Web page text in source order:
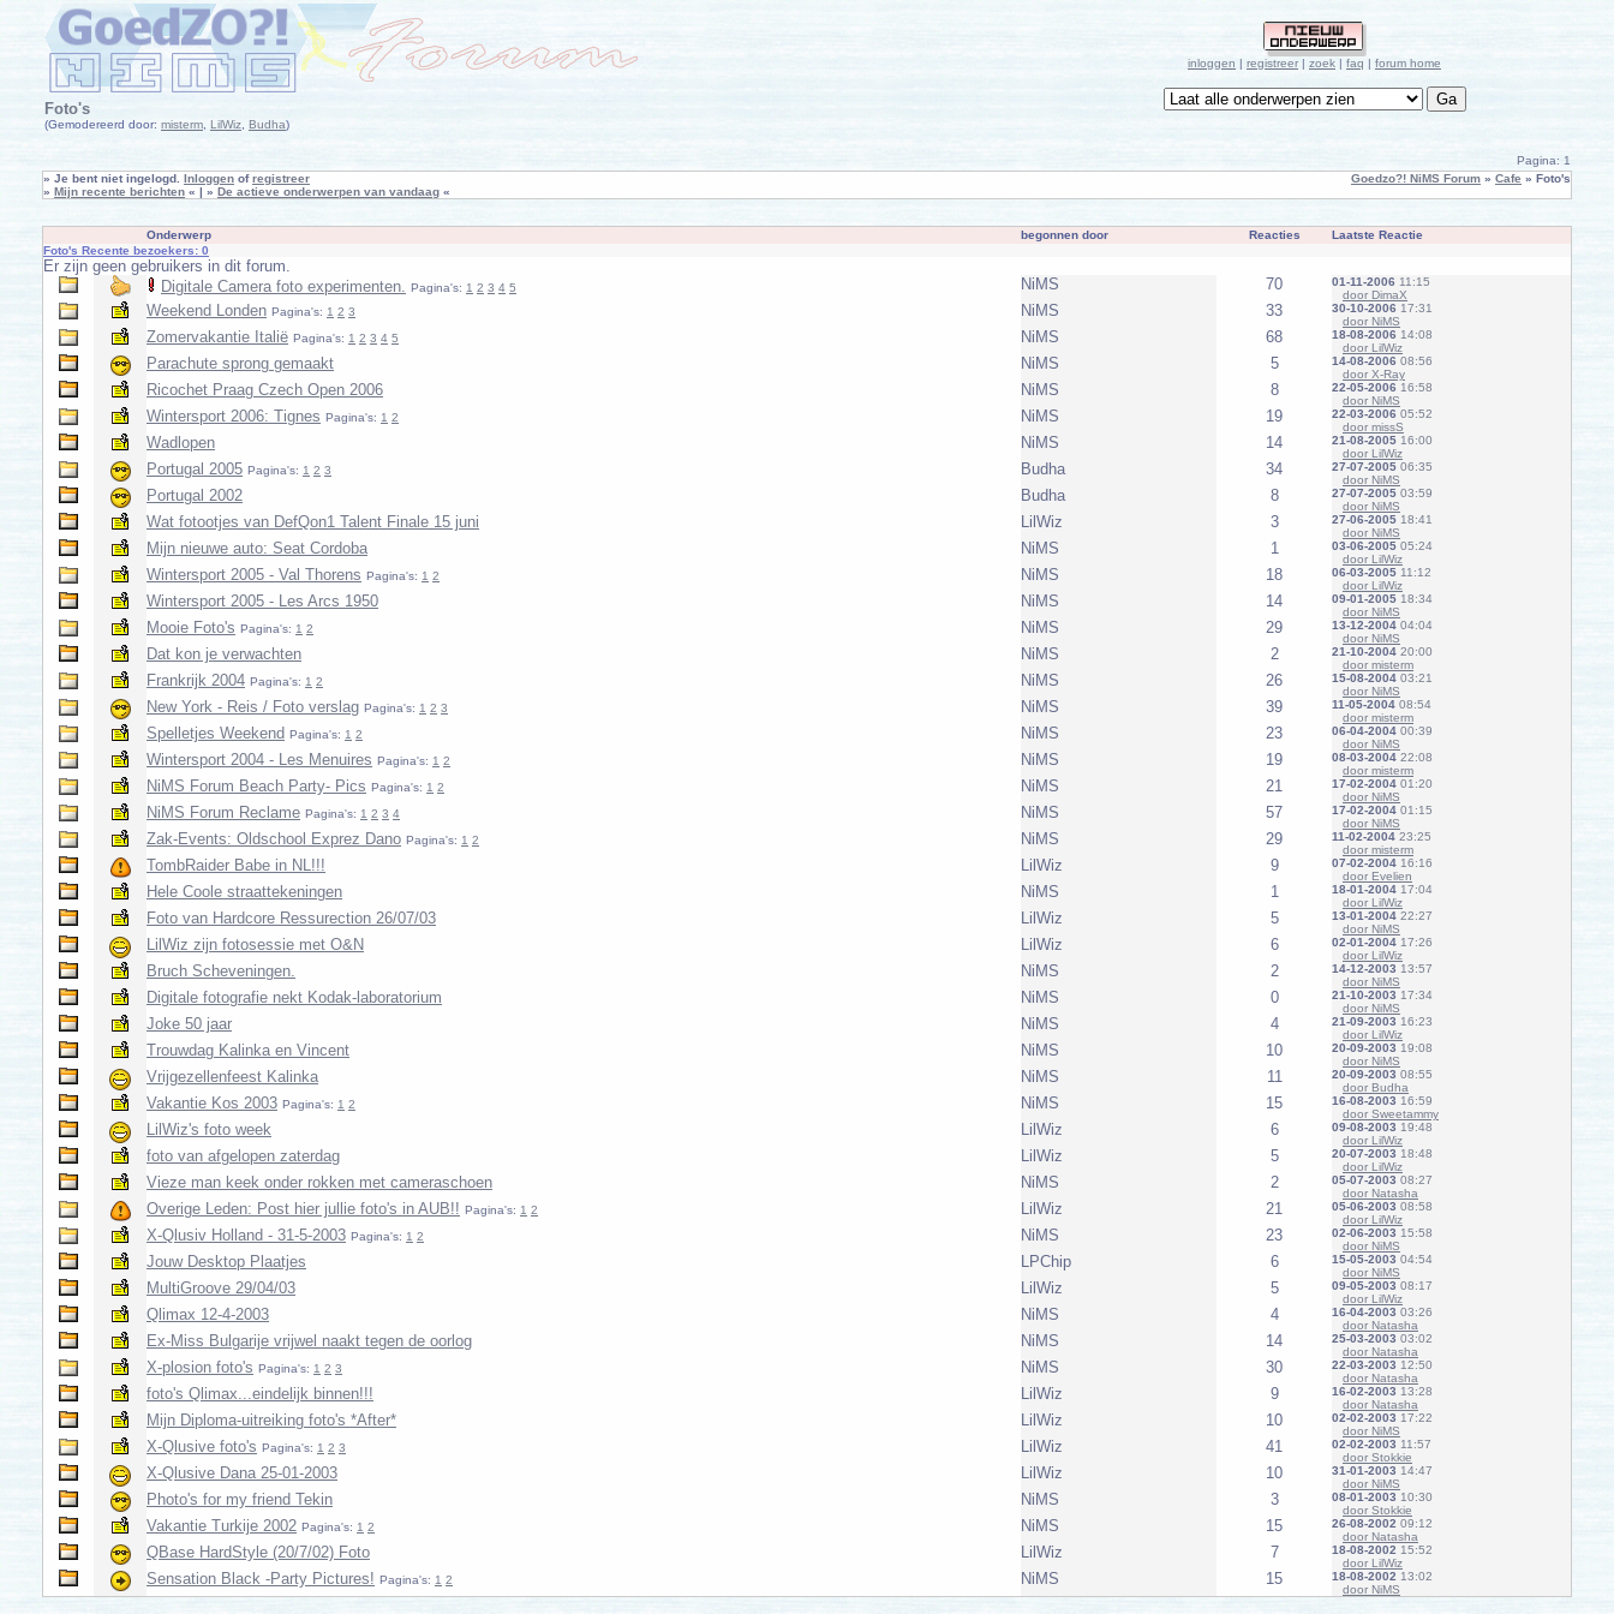
Foto's
(Gemodereerd door: misterm LilWiz Budha)
inloggen | registreer | zoek | faq | forum home
Pagina: 1
» Je bent niet ingelogd. Inloggen ofregistreer
» Mijn recente berichten « | » De actieve onderwerpen van vandaag «
Goedzo?! NiMS Forum » Cafe » Foto's
Onderwerp begonnen door Reacties
Laatste Reactie
Foto's Recente bezoekers: 0
Er zijn geen gebruikers in dit forum.
Digitale Camera foto experimenten. Pagina's: 1 2 3 4 5 NiMS 70 01-11-2006 11:15
door DimaX
Weekend Londen Pagina's: 1 2 3 NiMS 33 30-10-2006 17:31
door NiMS
Zomervakantie Italië Pagina's: 1 2 3 4 5 NiMS 68 18-08-2006 14:08
door LilWiz
Parachute sprong gemaakt NiMS 5 14-08-2006 08:56
door X-Ray
Ricochet Praag Czech Open 2006 NiMS 8 22-05-2006 16:58
door NiMS
Wintersport 2006: Tignes Pagina's: 1 2 NiMS 19 22-03-2006 05:52
door missS
Wadlopen NiMS 14 21-08-2005 16:00
door LilWiz
Portugal 2005 Pagina's: 1 2 3 Budha 34 27-07-2005 06:35
door NiMS
Portugal 2002 Budha 8 27-07-2005 03:59
door NiMS
Wat fotootjes van DefQon1 Talent Finale 15 juni LilWiz 3 27-06-2005 18:41
door NiMS
Mijn nieuwe auto: Seat Cordoba NiMS 1 03-06-2005 05:24
door LilWiz
Wintersport 2005 - Val Thorens Pagina's: 1 2 NiMS 18 06-03-2005 11:12
door LilWiz
Wintersport 2005 - Les Arcs 1950 NiMS 14 09-01-2005 18:34
door NiMS
Mooie Foto's Pagina's: 1 2 NiMS 29 13-12-2004 04:04
door NiMS
Dat kon je verwachten NiMS 2 21-10-2004 20:00
door misterm
Frankrijk 2004 Pagina's: 1 2 NiMS 26 15-08-2004 03:21
door NiMS
New York - Reis / Foto verslag Pagina's: 1 2 3 NiMS 39 11-05-2004 08:54
door misterm
Spelletjes Weekend Pagina's: 1 2 NiMS 23 06-04-2004 00:39
door NiMS
Wintersport 2004 - Les Menuires Pagina's: 1 2 NiMS 19 08-03-2004 22:08
door misterm
NiMS Forum Beach Party- Pics Pagina's: 1 2 NiMS 21 17-02-2004 01:20
door NiMS
NiMS Forum Reclame Pagina's: 1 2 3 4 NiMS 57 17-02-2004 01:15
door NiMS
Zak-Events: Oldschool Exprez Dano Pagina's: 1 2 NiMS 29 11-02-2004 23:25
door misterm
TombRaider Babe in NL!!! LilWiz 9 07-02-2004 16:16
door Evelien
Hele Coole straattekeningen NiMS 1 18-01-2004 17:04
door LilWiz
Foto van Hardcore Ressurection 26/07/03 LilWiz 5 13-01-2004 22:27
door NiMS
LilWiz zijn fotosessie met O&N LilWiz 6 02-01-2004 17:26
door LilWiz
Bruch Scheveningen. NiMS 2 14-12-2003 13:57
door NiMS
Digitale fotografie nekt Kodak-laboratorium NiMS 0 21-10-2003 17:34
door NiMS
Joke 50 jaar NiMS 4 21-09-2003 16:23
door LilWiz
Trouwdag Kalinka en Vincent NiMS 10 20-09-2003 19:08
door NiMS
Vrijgezellenfeest Kalinka NiMS 11 20-09-2003 08:55
door Budha
Vakantie Kos 2003 Pagina's: 1 2 NiMS 15 16-08-2003 16:59
door Sweetammy
LilWiz's foto week LilWiz 6 09-08-2003 19:48
door LilWiz
foto van afgelopen zaterdag LilWiz 5 20-07-2003 18:48
door LilWiz
Vieze man keek onder rokken met cameraschoen NiMS 2 05-07-2003 08:27
door Natasha
Overige Leden: Post hier jullie foto's in AUB!! Pagina's: 1 2 LilWiz 21 05-06-2003 08:58
door LilWiz
X-Qlusiv Holland - 31-5-2003 Pagina's: 1 2 NiMS 23 02-06-2003 15:58
door NiMS
Jouw Desktop Plaatjes LPChip 6 15-05-2003 04:54
door NiMS
MultiGroove 29/04/03 LilWiz 5 09-05-2003 08:17
door LilWiz
Qlimax 12-4-2003 NiMS 4 16-04-2003 03:26
door Natasha
Ex-Miss Bulgarije vrijwel naakt tegen de oorlog NiMS 14 25-03-2003 03:02
door Natasha
X-plosion foto's Pagina's: 1 2 3 NiMS 30 22-03-2003 12:50
door Natasha
foto's Qlimax...eindelijk binnen!!! LilWiz 9 16-02-2003 13:28
door Natasha
Mijn Diploma-uitreiking foto's *After* LilWiz 10 02-02-2003 17:22
door NiMS
X-Qlusive foto's Pagina's: 1 2 3 LilWiz 41 02-02-2003 11:57
door Stokkie
X-Qlusive Dana 25-01-2003 LilWiz 10 31-01-2003 14:47
door NiMS
Photo's for my friend Tekin NiMS 3 08-01-2003 10:30
door Stokkie
Vakantie Turkije 2002 Pagina's: 1 2 NiMS 15 26-08-2002 09:12
door Natasha
QBase HardStyle (20/7/02) Foto LilWiz 7 18-08-2002 15:52
door LilWiz
Sensation Black -Party Pictures! Pagina's: 1 2 NiMS 15 18-08-2002 13:02
door NiMS